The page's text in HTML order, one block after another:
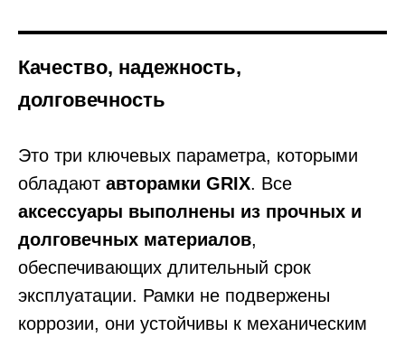
Качество, надежность,
долговечность
Это три ключевых параметра, которыми
обладают авторамки GRIX. Все
аксессуары выполнены из прочных и
долговечных материалов,
обеспечивающих длительный срок
эксплуатации. Рамки не подвержены
коррозии, они устойчивы к механическим